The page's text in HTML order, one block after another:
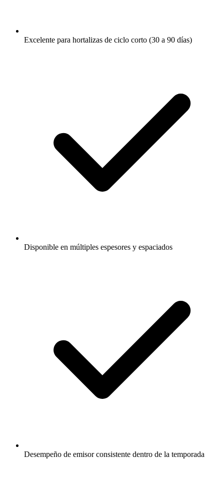
Excelente para hortalizas de ciclo corto (30 a 90 días)
Disponible en múltiples espesores y espaciados
Desempeño de emisor consistente dentro de la temporada